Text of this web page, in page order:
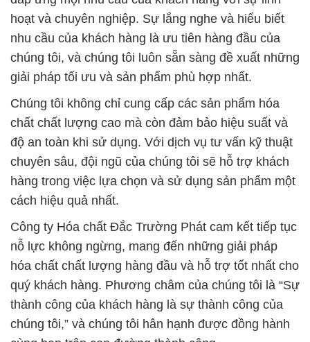
Chúng tôi không chỉ cung cấp các sản phẩm hóa
chất chất lượng cao mà còn đảm bảo hiệu suất và
độ an toàn khi sử dụng. Với dịch vụ tư vấn kỹ thuật
chuyên sâu, đội ngũ của chúng tôi sẽ hỗ trợ khách
hàng trong việc lựa chọn và sử dụng sản phẩm một
cách hiệu quả nhất.
Công ty Hóa chất Đắc Trường Phát cam kết tiếp tục
nỗ lực không ngừng, mang đến những giải pháp
hóa chất chất lượng hàng đầu và hỗ trợ tốt nhất cho
quý khách hàng. Phương châm của chúng tôi là “Sự
thành công của khách hàng là sự thành công của
chúng tôi,” và chúng tôi hân hạnh được đồng hành
cùng bạn trên con đường thành công.
Công ty Hóa chất Đắc Trường Phát: Cam kết Hài
lòng khách hàng là ưu tiên hàng đầu.
# Đơn vị cung cấp ▲ thương mại hóa chất hóa chất